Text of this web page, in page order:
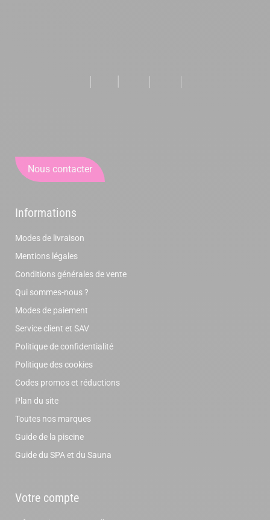
Nous contacter
Informations
Modes de livraison
Mentions légales
Conditions générales de vente
Qui sommes-nous ?
Modes de paiement
Service client et SAV
Politique de confidentialité
Politique des cookies
Codes promos et réductions
Plan du site
Toutes nos marques
Guide de la piscine
Guide du SPA et du Sauna
Votre compte